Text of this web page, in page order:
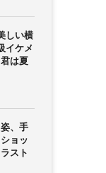
しい横
イケメ
は夏
、手
ョッ
スト